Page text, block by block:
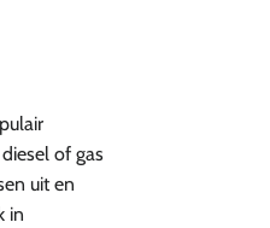
of gas
uit en
in